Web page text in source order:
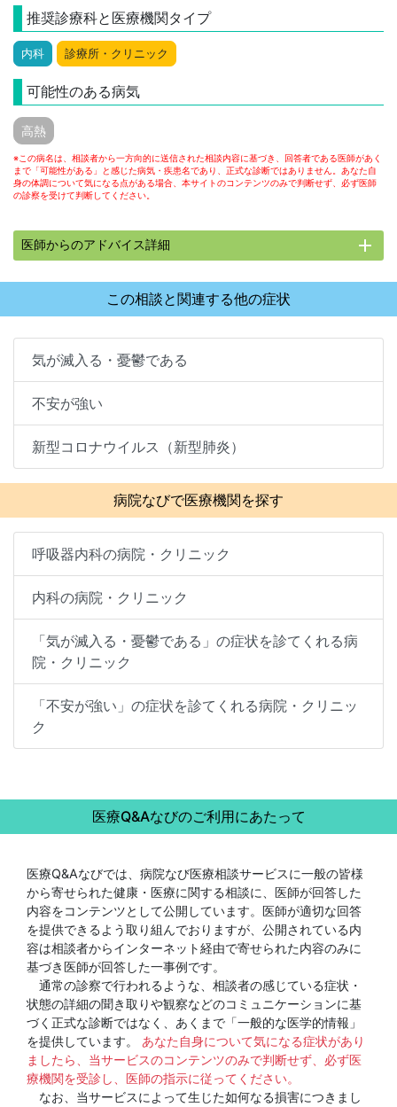
推奨診療科と医療機関タイプ
内科 診療所・クリニック
可能性のある病気
高熱
※この病名は、相談者から一方向的に送信された相談内容に基づき、回答者である医師があく
まで「可能性がある」と感じた病気・疾患名であり、正式な診断ではありません。あなた自
身の体調について気になる点がある場合、本サイトのコンテンツのみで判断せず、必ず医師
の診察を受けて判断してください。
医師からのアドバイス詳細 add
この相談と関連する他の症状
気が滅入る・憂鬱である
不安が強い
新型コロナウイルス（新型肺炎）
病院なびで医療機関を探す
呼吸器内科の病院・クリニック
内科の病院・クリニック
「気が滅入る・憂鬱である」の症状を診てくれる病
院・クリニック
「不安が強い」の症状を診てくれる病院・クリニッ
ク
医療Q&Aなびのご利用にあたって
医療Q&Aなびでは、病院なび医療相談サービスに一般の皆様
から寄せられた健康・医療に関する相談に、医師が回答した
内容をコンテンツとして公開しています。医師が適切な回答
を提供できるよう取り組んでおりますが、公開されている内
容は相談者からインターネット経由で寄せられた内容のみに
基づき医師が回答した一事例です。
通常の診察で行われるような、相談者の感じている症状・
状態の詳細の聞き取りや観察などのコミュニケーションに基
づく正式な診断ではなく、あくまで「一般的な医学的情報」
を提供しています。 あなた自身について気になる症状があり
ましたら、当サービスのコンテンツのみで判断せず、必ず医
療機関を受診し、医師の指示に従ってください。
なお、当サービスによって生じた如何なる損害につきまし